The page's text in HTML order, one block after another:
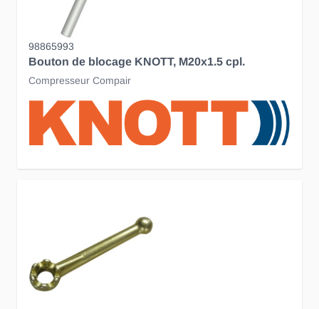
98865993
Bouton de blocage KNOTT, M20x1.5 cpl.
Compresseur Compair